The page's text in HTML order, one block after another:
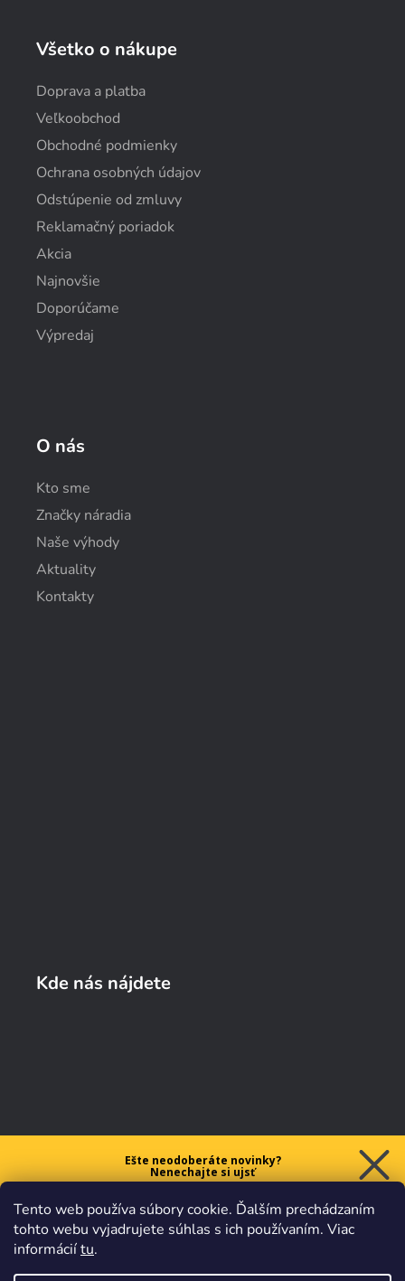
Tento web používa súbory cookie. Ďalším prechádzaním
tohto webu vyjadrujete súhlas s ich používaním. Viac
informáciítu.
Všetko o nákupe
Doprava a platba
Veľkoobchod
Obchodné podmienky
Ochrana osobných údajov
Odstúpenie od zmluvy
Reklamačný poriadok
Akcia
Najnovšie
Doporúčame
Výpredaj
O nás
Kto sme
Značky náradia
Naše výhody
Aktuality
Kontakty
Kde nás nájdete
Ešte neodoberáte novinky?
Nenechajte si ujsť
na prvý nákup nad 40 €.